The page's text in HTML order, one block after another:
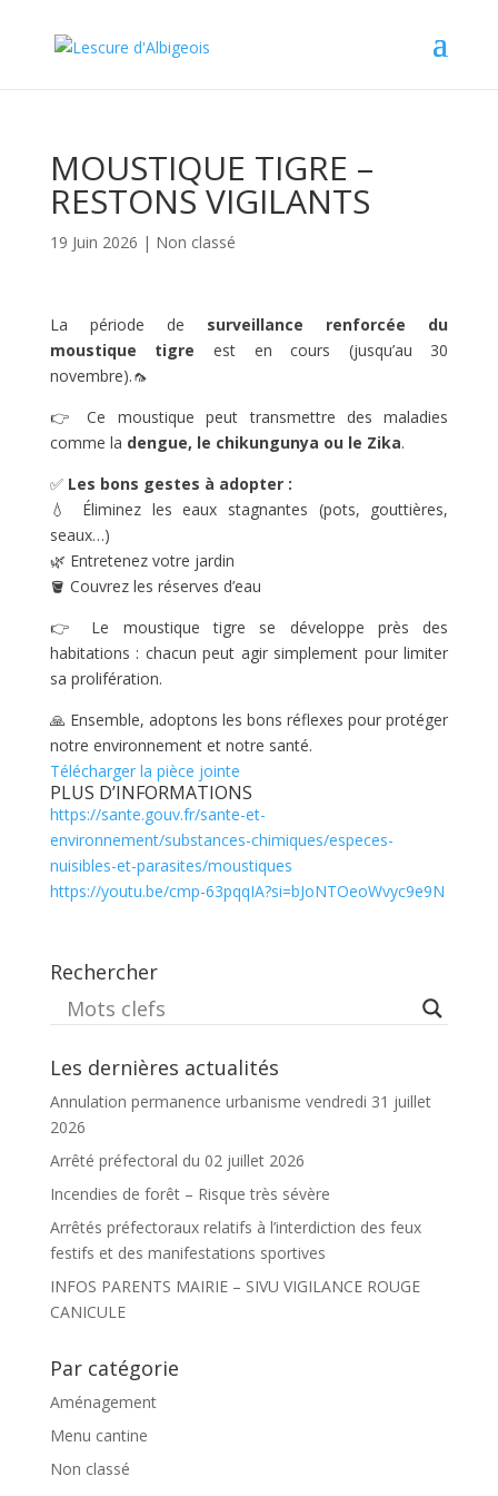
MOUSTIQUE TIGRE –
RESTONS VIGILANTS
19 Juin 2026 | Non classé
La période de surveillance renforcée du
moustique tigre est en cours (jusqu’au 30
novembre).🦟
👉 Ce moustique peut transmettre des maladies
comme la dengue, le chikungunya ou le Zika.
✅ Les bons gestes à adopter :
💧 Éliminez les eaux stagnantes (pots, gouttières,
seaux…)
🌿 Entretenez votre jardin
🪣 Couvrez les réserves d’eau
👉 Le moustique tigre se développe près des
habitations : chacun peut agir simplement pour limiter
sa prolifération.
🙏 Ensemble, adoptons les bons réflexes pour protéger
notre environnement et notre santé.
Télécharger la pièce jointe
PLUS D’INFORMATIONS
https://sante.gouv.fr/sante-et-
environnement/substances-chimiques/especes-
nuisibles-et-parasites/moustiques
https://youtu.be/cmp-63pqqIA?si=bJoNTOeoWvyc9e9N
Rechercher
Les dernières actualités
Annulation permanence urbanisme vendredi 31 juillet
2026
Arrêté préfectoral du 02 juillet 2026
Incendies de forêt – Risque très sévère
Arrêtés préfectoraux relatifs à l’interdiction des feux
festifs et des manifestations sportives
INFOS PARENTS MAIRIE – SIVU VIGILANCE ROUGE
CANICULE
Par catégorie
Aménagement
Menu cantine
Non classé